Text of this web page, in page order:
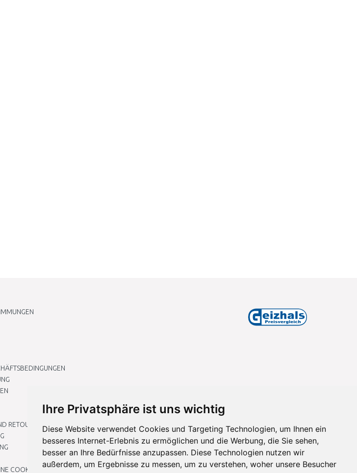
Ihre Privatsphäre ist uns wichtig
Diese Website verwendet Cookies und Targeting Technologien, um Ihnen ein
besseres Internet-Erlebnis zu ermöglichen und die Werbung, die Sie sehen,
besser an Ihre Bedürfnisse anzupassen. Diese Technologien nutzen wir
außerdem, um Ergebnisse zu messen, um zu verstehen, woher unsere Besucher
RETOUREN
COOKIE-EINSTELLUNGEN